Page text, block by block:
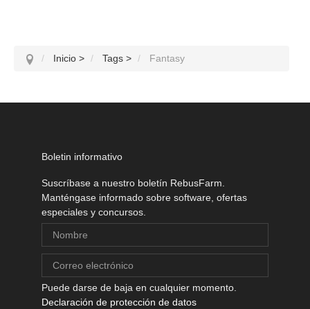
Inicio > Tags > Fantasy
Boletin informativo
Suscríbase a nuestro boletín RebusFarm.
Manténgase informado sobre software, ofertas
especiales y concursos.
Puede darse de baja en cualquier momento.
Declaración de protección de datos